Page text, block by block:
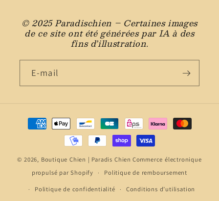
© 2025 Paradischien – Certaines images
de ce site ont été générées par IA à des
fins d’illustration.
E-mail
Moyens
de
© 2026, Boutique Chien | Paradis Chien Commerce électronique
propulsé par Shopify
Politique de remboursement
Politique de confidentialité
Conditions d’utilisation